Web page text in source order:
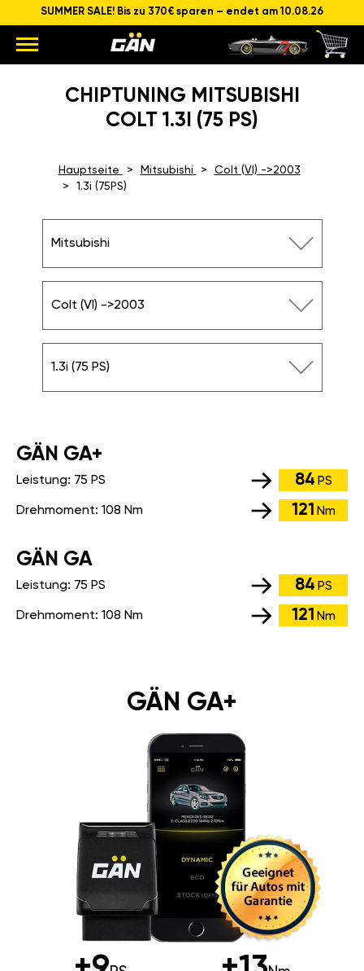
SUMMER SALE! Bis zu 370€ sparen – endet am 10.08.26
CHIPTUNING MITSUBISHI
COLT 1.3I (75 PS)
Hauptseite Mitsubishi
Colt (VI) ->2003
1.3i (75PS)
Mitsubishi
Colt (VI) ->2003
1.3i (75 PS)
GÄN GA+
Leistung: 75 PS 84 PS
Drehmoment: 108 Nm 121 Nm
GÄN GA
Leistung: 75 PS 84 PS
Drehmoment: 108 Nm 121 Nm
GÄN GA+